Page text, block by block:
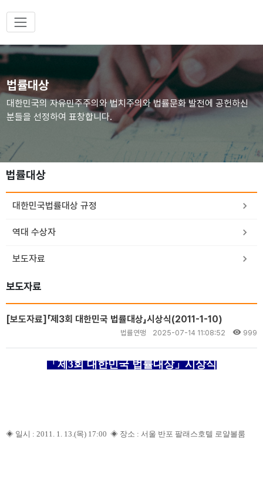
법률대상
대한민국의 자유민주주의와 법치주의와 법률문화 발전에 공헌하신
분들을 선정하여 표창합니다.
법률대상
대한민국법률대상 규정
역대 수상자
보도자료
보도자료
[보도자료]「제3회 대한민국 법률대상」시상식(2011-1-10)
법률연맹 2025-07-14 11:08:52 999
「제3회 대한민국 법률대상」시상식
◈ 일시 : 2011. 1. 13.(목) 17:00 ◈ 장소 : 서울 반포 팔래스호텔 로얄볼룸